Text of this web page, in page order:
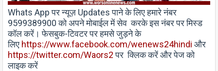
Whats App पर न्यूज़ Updatesपाने के लिए हमारे नंबर
9599389900 को अपनेमोबाईलमेंसेवकरके इस नंबर परमिस्ड
कॉलकरें। फेसबुक-टिवटर पर हमसे जुड़ने के
लिए https://www.facebook.com/wenews24hindi और
https://twitter.com/Waors2 पर क्लिक करें और पेज को
लाइक करें